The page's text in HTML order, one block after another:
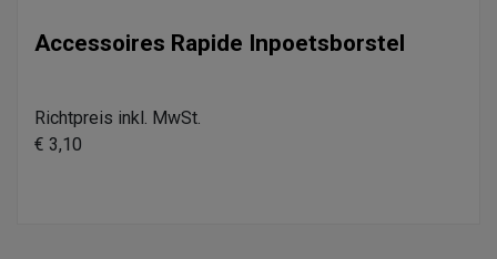
Accessoires Rapide Inpoetsborstel
Richtpreis inkl. MwSt.
€ 3,10